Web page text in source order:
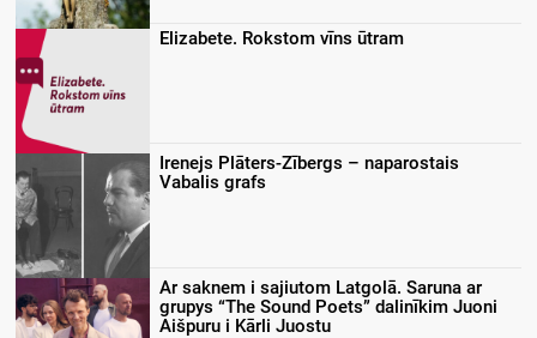
Elizabete. Rokstom vīns ūtram
Irenejs Plāters-Zībergs – naparostais
Vabalis grafs
Ar saknem i sajiutom Latgolā. Saruna ar
grupys “The Sound Poets” dalinīkim Juoni
Aišpuru i Kārli Juostu